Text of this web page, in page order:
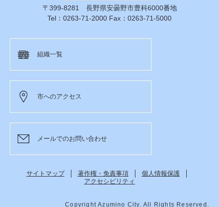
〒399-8281 長野県安曇野市豊科6000番地
Tel：0263-71-2000 Fax：0263-71-5000
組織一覧
市へのアクセス
メールでのお問い合わせ
サイトマップ 著作権・免責事項
個人情報保護
アクセシビリティ
Copyright Azumino City. All Rights Reserved.